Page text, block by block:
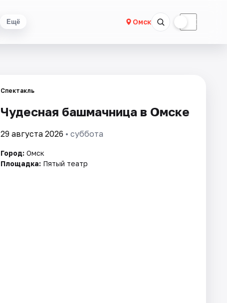
Ещё Омск ☾
Спектакль
Чудесная башмачница в Омске
29 августа 2026 • суббота
Город: Омск
Площадка: Пятый театр